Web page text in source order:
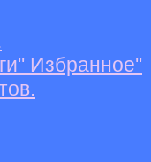
Избранное''